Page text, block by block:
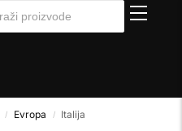
/ Evropa / Italija